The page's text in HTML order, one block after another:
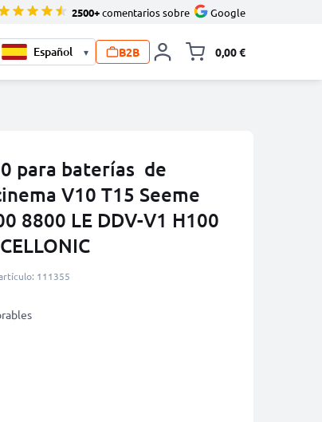
2500+comentarios sobre Google
▾ B2B 0,00 €
para baterías de
V10 T15 Seeme
8800 LE DDV-V1 H100
111355